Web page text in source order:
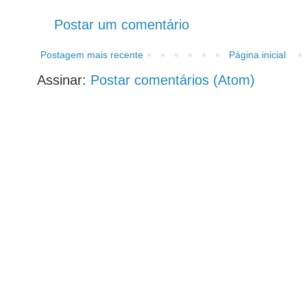
Postar um comentário
Postagem mais recente Página inicial
Assinar: Postar comentários (Atom)